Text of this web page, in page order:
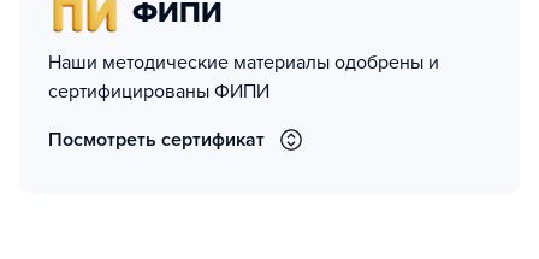
ФИПИ
Наши методические материалы одобрены и
сертифицированы ФИПИ
Посмотреть сертификат